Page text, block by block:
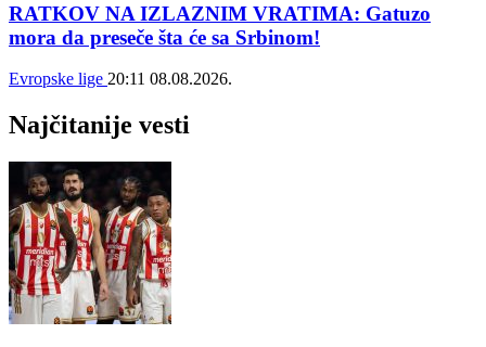
RATKOV NA IZLAZNIM VRATIMA: Gatuzo
mora da preseče šta će sa Srbinom!
Evropske lige 20:11 08.08.2026.
Najčitanije vesti